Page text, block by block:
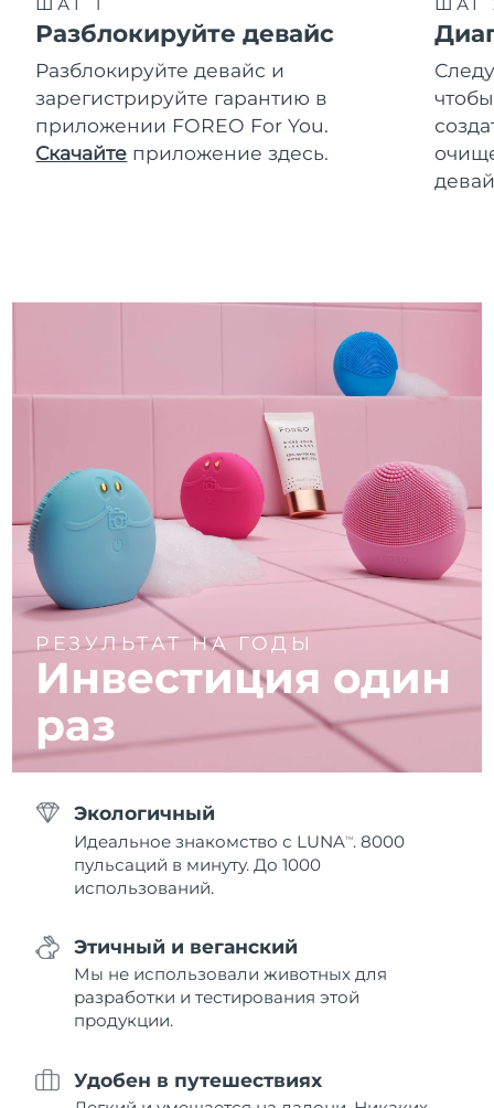
ШАГ 1
Разблокируйте девайс
Разблокируйте девайс и
зарегистрируйте гарантию в
приложении FOREO For You.
Скачайте приложение здесь.
ШАГ
РЕЗУЛЬТАТ НА ГОДЫ
Инвестиция один
раз
Экологичный
Идеальное знакомство с LUNATM . 8000
пульсаций в минуту. До 1000
использований.
Этичный и веганский
Мы не использовали животных для
разработки и тестирования этой
продукции.
Удобен в путешествиях